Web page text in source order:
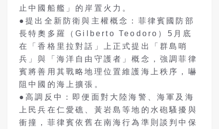
止中國船艦」的岸置火力。
●提出全新防衛與主權概念：菲律賓國防部
長特奧多羅（Gilberto Teodoro ） 5 月底
在「香格里拉對話」上正式提出「群島哨
兵」與「海洋自由守護者」概念，強調菲律
賓將善用其戰略地理位置維護海上秩序，嚇
阻中國的海上擴張。
●高調反中：即便面對大陸海警、海軍及海
上民兵在仁愛礁、黃岩島等地的水砲騷擾與
衝撞，菲律賓依舊在南海行為準則談判中保